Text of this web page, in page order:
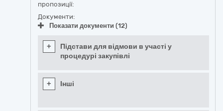
пропозиції:
Документи:
Показати документи (12)
+
Підстави для відмови в участі у
процедурі закупівлі
+ Інші